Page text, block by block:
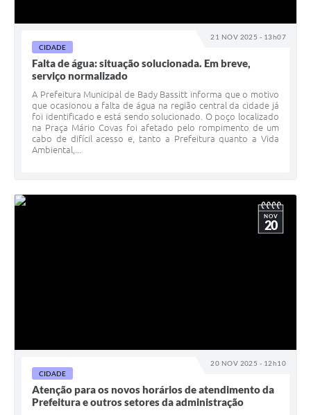
21 NOV 2025 - 13h07
CIDADE
Falta de água: situação solucionada. Em breve,
serviço normalizado
A Prefeitura Municipal de Bady Bassitt informa que o motivo
que ocasionou a falta de água na região central da cidade já
foi identificado e está sendo solucionado. O poço localizado
na Praça Mário Covas foi afetado pelo rompimento de um
cabo de difícil acesso e, tanto a Prefeitura quanto a Vida
Ambiental,...
20 NOV 2025 - 12h10
NOV
20
CIDADE
Atenção para os novos horários de atendimento da
Prefeitura e outros setores da administração